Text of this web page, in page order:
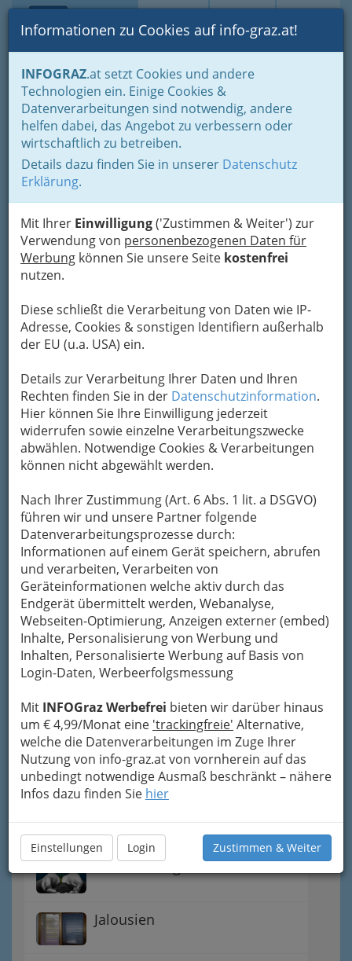
Suche Login Toggle
Informationen zu Cookies auf info-graz.at!
INFOGRAZ.at setzt Cookies und andere
Technologien ein. Einige Cookies &
Datenverarbeitungen sind notwendig, andere
helfen dabei, das Angebot zu verbessern oder
wirtschaftlich zu betreiben.
Details dazu finden Sie in unserer Datenschutz
Erklärung.
Mit Ihrer Einwilligung('Zustimmen & Weiter') zur
Verwendung von personenbezogenen Daten für
Werbung können Sie unsere Seite kostenfrei
nutzen.
Diese schließt die Verarbeitung von Daten wie IP-
Adresse, Cookies & sonstigen Identifiern außerhalb
der EU (u.a. USA) ein.
Details zur Verarbeitung Ihrer Daten und Ihren
Rechten finden Sie in der Datenschutzinformation.
Hier können Sie Ihre Einwilligung jederzeit
widerrufen sowie einzelne Verarbeitungszwecke
abwählen. Notwendige Cookies & Verarbeitungen
können nicht abgewählt werden.
Nach Ihrer Zustimmung (Art. 6 Abs. 1 lit. a DSGVO)
führen wir und unsere Partner folgende
Datenverarbeitungsprozesse durch:
Informationen auf einem Gerät speichern, abrufen
und verarbeiten, Verarbeiten von
Geräteinformationen welche aktiv durch das
Endgerät übermittelt werden, Webanalyse,
Webseiten-Optimierung, Anzeigen externer (embed)
Inhalte, Personalisierung von Werbung und
Inhalten, Personalisierte Werbung auf Basis von
Login-Daten, Werbeerfolgsmessung
Mit INFOGraz Werbefrei bieten wir darüber hinaus
um € 4,99/Monat eine 'trackingfreie' Alternative,
welche die Datenverarbeitungen im Zuge Ihrer
Nutzung von info-graz.at von vornherein auf das
unbedingt notwendige Ausmaß beschränkt – nähere
Infos dazu finden Sie hier
Einstellungen Login Zustimmen & Weiter
Home Branchen
Gewerbe, Handwerk, Banken
Gewerbe & Handwerk, Gliederung der WKO
Allg. FG des Gewerbes
Geschenkartikelerzeuger
Christina Mossböck
Baiernstraße 127, 8052 Graz
Karte
Adresse mit Google Maps anschauen
So gliedert die WKO
in Graz und Umgebung
Büroserviceunternehmen -
Bürodienstleistungen
Umgebung - Esoterik
Humanenergetiker
Jalousien